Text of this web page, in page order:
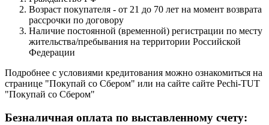
Возраст покупателя - от 21 до 70 лет на момент возврата
рассрочки по договору
Наличие постоянной (временной) регистрации по месту
жительства/пребывания на территории Российской
Федерации
Подробнее с условиями кредитования можно ознакомиться на
странице "Покупай со Сбером" или на сайте сайте Pechi-TUT
"Покупай со Сбером"
Безналичная оплата по выставленному счету: